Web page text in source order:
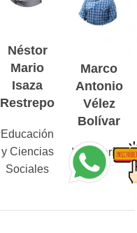
Néstor
Mario
Isaza
Restrepo
Educación
y Ciencias
Sociales
Marco
Antonio
Vélez
Bolívar
Ingenierías